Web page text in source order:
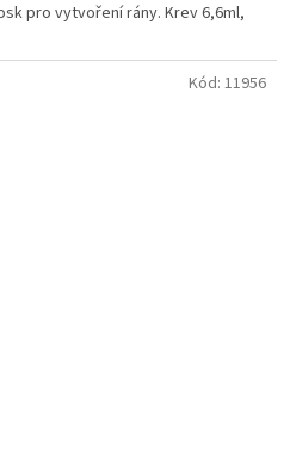
pro vytvoření rány. Krev 6,6ml,
Kód: 11956